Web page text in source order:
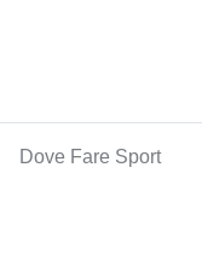
Dove Fare Sport